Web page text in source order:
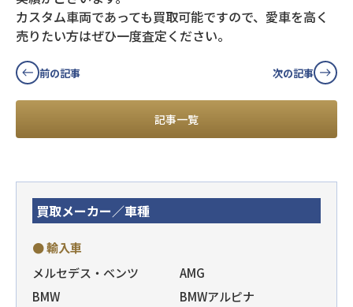
カスタム車両であっても買取可能ですので、愛車を高く
売りたい方はぜひ一度査定ください。
前の記事
記事一覧
次の記事
買取メーカー／車種
● 輸入車
メルセデス・ベンツ
AMG
BMW
BMWアルピナ